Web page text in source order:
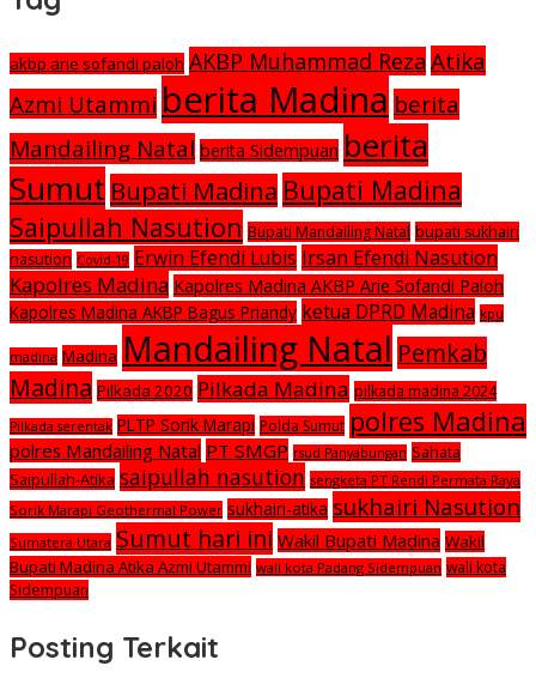
akbp arie sofandi paloh AKBP Muhammad Reza Atika
Azmi Utammi berita Madina berita
Mandailing Natal berita Sidempuan berita
Sumut Bupati Madina Bupati Madina
Saipullah Nasution Bupati Mandailing Natal bupati sukhairi
nasution Covid-19 Erwin Efendi Lubis Irsan Efendi Nasution
Kapolres Madina Kapolres Madina AKBP Arie Sofandi Paloh
Kapolres Madina AKBP Bagus Priandy ketua DPRD Madina kpu
madina Madina Mandailing Natal Pemkab
Madina Pilkada 2020 Pilkada Madina pilkada madina 2024
Pilkada serentak PLTP Sorik Marapi Polda Sumut polres Madina
polres Mandailing Natal PT SMGP rsud Panyabungan Sahata
Saipullah-Atika saipullah nasution sengketa PT Rendi Permata Raya
Sorik Marapi Geothermal Power sukhairi-atika sukhairi Nasution
Sumatera Utara Sumut hari ini Wakil Bupati Madina Wakil
Bupati Madina Atika Azmi Utammi wali kota Padang Sidempuan wali kota
Sidempuan
Posting Terkait